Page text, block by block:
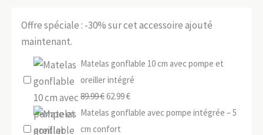
Offre spéciale : -30% sur cet accessoire ajouté
maintenant.
Matelas gonflable 10 cm avec pompe et
oreiller intégré
89.99€Le
prix
initial
62.99€Le
prix
Matelas gonflable avec pompe intégrée – 5
cm confort